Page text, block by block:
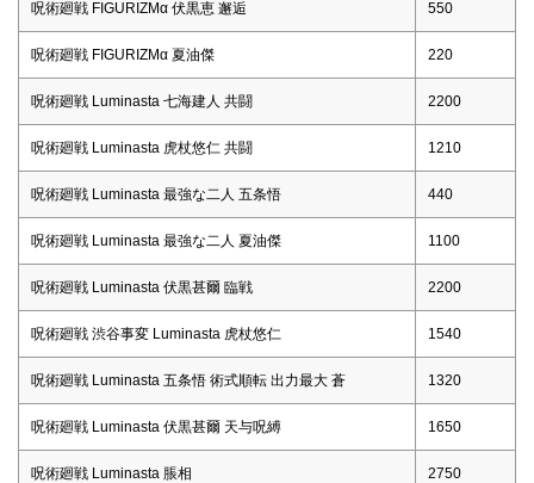
呪術廻戦 FIGURIZMα 伏黒恵 邂逅 550
呪術廻戦 FIGURIZMα 夏油傑 220
呪術廻戦 Luminasta 七海建人 共闘 2200
呪術廻戦 Luminasta 虎杖悠仁 共闘 1210
呪術廻戦 Luminasta 最強な二人 五条悟 440
呪術廻戦 Luminasta 最強な二人 夏油傑 1100
呪術廻戦 Luminasta 伏黒甚爾 臨戦 2200
呪術廻戦 渋谷事変 Luminasta 虎杖悠仁 1540
呪術廻戦 Luminasta 五条悟 術式順転 出力最大 蒼 1320
呪術廻戦 Luminasta 伏黒甚爾 天与呪縛 1650
呪術廻戦 Luminasta 脹相 2750